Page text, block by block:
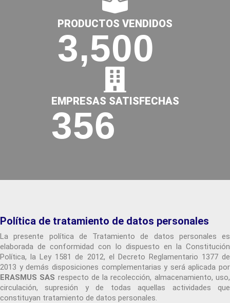
PRODUCTOS VENDIDOS
3,500
EMPRESAS SATISFECHAS
356
Política de tratamiento de datos personales
La presente política de Tratamiento de datos personales es
elaborada de conformidad con lo dispuesto en la Constitución
Política, la Ley 1581 de 2012, el Decreto Reglamentario 1377 de
2013 y demás disposiciones complementarias y será aplicada por
ERASMUS SAS respecto de la recolección, almacenamiento, uso,
circulación, supresión y de todas aquellas actividades que
constituyan tratamiento de datos personales.